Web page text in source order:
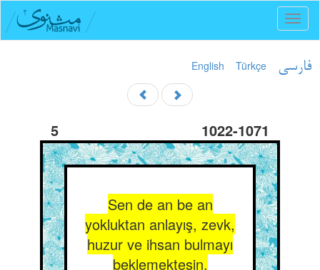
English Türkçe فارسی
5 1022-1071
Sen de an be an
yokluktan anlayış, zevk,
huzur ve ihsan bulmayı
beklemektesin.